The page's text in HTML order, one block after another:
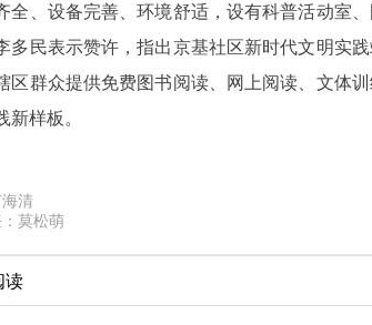
全、设备完善、环境舒适，设有科普活动室
多民表示赞许，指出京基社区新时代文明实
区群众提供免费图书阅读、网上阅读、文体
新样板。
清
莫松萌
读